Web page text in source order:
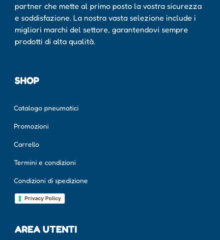
partner che mette al primo posto la vostra sicurezza
e soddisfazione. La nostra vasta selezione include i
migliori marchi del settore, garantendovi sempre
prodotti di alta qualità.
SHOP
Catalogo pneumatici
Promozioni
Carrello
Termini e condizioni
Condizioni di spedizione
Privacy Policy
AREA UTENTI